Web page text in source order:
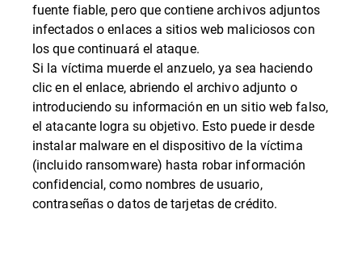
fuente fiable, pero que contiene archivos adjuntos
infectados o enlaces a sitios web maliciosos con
los que continuará el ataque.
Si la víctima muerde el anzuelo, ya sea haciendo
clic en el enlace, abriendo el archivo adjunto o
introduciendo su información en un sitio web falso,
el atacante logra su objetivo. Esto puede ir desde
instalar malware en el dispositivo de la víctima
(incluido ransomware) hasta robar información
confidencial, como nombres de usuario,
contraseñas o datos de tarjetas de crédito.